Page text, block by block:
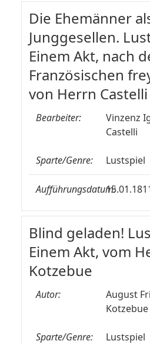
Die Ehemänner
Junggesellen.
Einem Akt, nach
Französischen
von Herrn Castelli
Bearbeiter:
Vinzenz
Castelli
Sparte/Genre: Lustspiel
Aufführungsdatum:
Blind geladen!
Einem Akt, vom
Kotzebue
Autor:
August
Kotzebue
Sparte/Genre: Lustspiel